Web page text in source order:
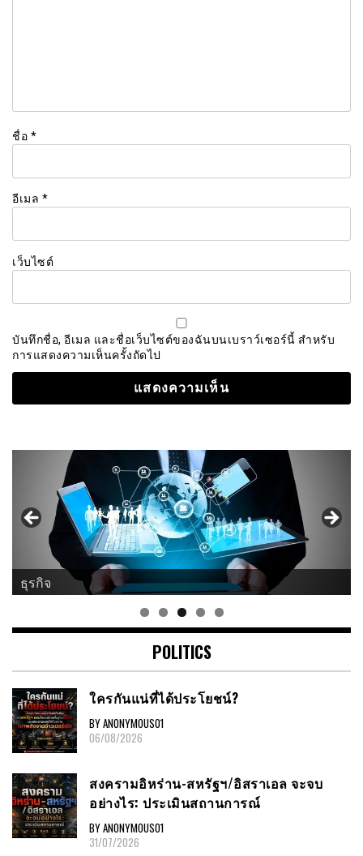
ชื่อ *
อีเมล *
เว็บไซต์
บันทึกชื่อ, อีเมล และชื่อเว็บไซต์ของฉันบนเบราว์เซอร์นี้ สำหรับ
การแสดงความเห็นครั้งถัดไป
ธุรกิจ
POLITICS
ใครกันแน่ที่ได้ประโยชน์?
BY ANONYMOUS01
06/08/2026
สงครามอิหร่าน-สหรัฐฯ/อิสราเอล จะจบ
อย่างไร: ประเมินสถานการณ์
BY ANONYMOUS01
31/07/2026